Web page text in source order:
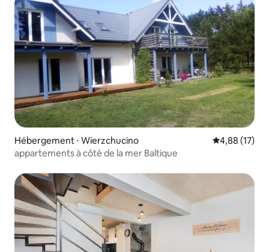
Hébergement ⋅ Wierzchucino Évaluation
4,88 (17)
appartements à côté de la mer Baltique